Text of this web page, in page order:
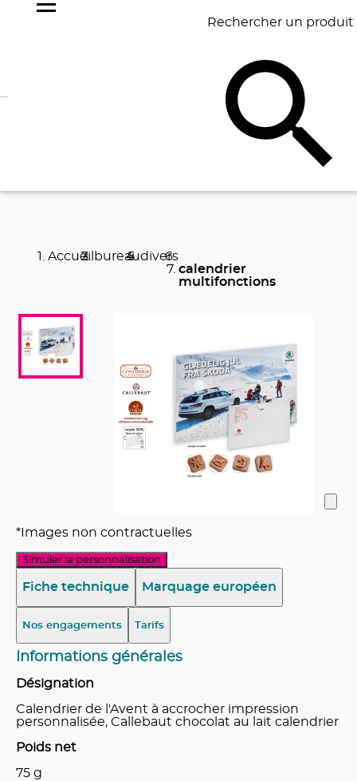
Rechercher un produit
BAGAGERIE BUREAU
Accueil bureaudivers
calendrier
multifonctions
*Images non contractuelles
Simuler la personnalisation
Fiche technique Marquage européen
Nos engagements Tarifs
Informations générales
Désignation
Calendrier de l'Avent à accrocher impression
personnalisée, Callebaut chocolat au lait calendrier
Poids net
75 g